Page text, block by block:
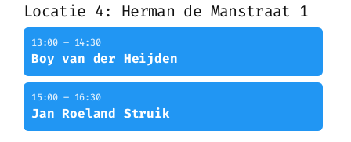
Locatie 4: Herman de Manstraat 1
13:00 – 14:30
Boy van der Heijden
15:00 – 16:30
Jan Roeland Struik